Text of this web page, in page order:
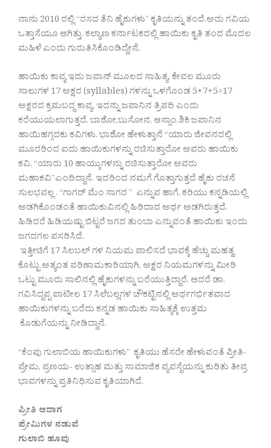
ನಾನು 2010 ರಲ್ಲಿ “ರಸದ ತೆನಿ ಹೈಕುಗಳು” ಕೃತಿಯನ್ನು ತಂದೆ.ಅದು ಗವಿಯ
ಒತ್ತಾಸೆಯೂ ಆಗಿತ್ತು. ಕಲ್ಯಾಣ ಕರ್ನಾಟಕದಲ್ಲಿ ಹಾಯಿಕು ಕೃತಿ ತಂದ ಮೊದಲ
ಮಹಿಳೆ ಎಂದು ಗುರುತಿಸಿಕೊಂಡಿದ್ದೇನೆ.
ಹಾಯಿಕು ಕಾವ್ಯ ಇದು ಜಪಾನ್ ಮೂಲದ ಸಾಹಿತ್ಯ. ಕೇವಲ ಮೂರು
ಸಾಲುಗಳ 17 ಅಕ್ಷರ (syllables) ಗಳನ್ನು ಒಳಗೊಂಡ 5+7+5=17
ಅಕ್ಷರದ ಕ್ರಮಬದ್ಧ ಕಾವ್ಯ. ಇದನ್ನು ಜಪಾನಿನ ತ್ರಿಪದಿ ಎಂದು
ಕರೆಯುಯಲಾಗುತ್ತದೆ. ಬಾಶೋ,ಬುಸೋನ, ಆಸ್ಸಾಂ,ಶಿಕಿ ಜಪಾನಿನ
ಹಾಯಿಹಗ್ಗದಕು ಕವಿಗಳು. ಭಾಶೋ ಹೇಳುತ್ತಾನೆ “ಯಾರು ಜೀವನದಲ್ಲಿ
ಮೂರರಿಂದ ಐದು ಹಾಯಿಕುಗಳನ್ನು ರಚಿಸುತ್ತಾರೋ ಅವರು ಹಾಯಿಕು
ಕವಿ, “ಯಾರು 10 ಹಾಯ್ಕುಗಳನ್ನು ರಚಿಸುತ್ತಾರೋ ಅವರು
ಮಹಾಕವಿ”ಎಂದಿದ್ದಾನೆ. ಇದರಿಂದ ನಮಗೆ ಗೊತ್ತಾಗುತ್ತದೆ ಹೈಕು‌ ರಚನೆ
ಸುಲಭವಲ್ಲ . “ಗಾಗರ್ ಮೆಂ ಸಾಗರ ” ಎನ್ನುವ ಹಾಗೆ, ಕರಿಯು ಕನ್ನಡಿಯಲ್ಲಿ
ಅಡಗಿಕೊಂಡಂತೆ ಹಾಯಿಕುವಿನಲ್ಲಿ ಹಿರಿದಾದ ಅರ್ಥ ಅಡಗಿರುತ್ತದೆ.
ಹಿಡಿದರೆ ಹಿಡಿಯಷ್ಟು ಬಿಟ್ಟರೆ ಜಗದ ತುಂಬಾ ಎನ್ನುವಂತೆ ಹಾಯಿಕು ಇಂದು
ಜಗದಗಲ ಪಸರಿಸಿದೆ.
ಇತ್ತೀಚಿಗೆ 17 ಸಿಲಬಲ್ ಗಳ ನಿಯಮ ಪಾಲಿಸದೆ ಭಾವಕ್ಕೆ ಹೆಚ್ಚು ಮಹತ್ವ
ಕೊಟ್ಟು ಅತ್ಯಂತ ಪರಿಣಾಮಕಾರಿಯಾಗಿ, ಅಕ್ಷರ ನಿಯಮಗಳನ್ನು ಮೀರಿ
ಒಟ್ಟು ಮೂರು ಸಾಲಿನಲ್ಲಿ ಹೈಕುಗಳನ್ನು ಬರೆಯುತ್ತಿದ್ದಾರೆ. ಆದರೆ ಡಾ.
ಗವಿಸಿದ್ದಪ್ಪ ಪಾಟೀಲ 17 ಸಿಲೆಬಲ್ಲಗಳ ಚೌಕಟ್ಟಿನಲ್ಲಿ ಅರ್ಥಗರ್ಭಿತವಾದ
ಹಾಯಿಕುಗಳನ್ನು ಬರೆದು ಕನ್ನಡ ಹಾಯಿಕು ಸಾಹಿತ್ಯಕ್ಕೆ ಉತ್ತಮ
ಕೊಡುಗೆಯನ್ನು ನೀಡಿದ್ದಾನೆ.
“ಕೆಂಪು ಗುಲಾಬಿಯ ಹಾಯಿಕುಗಳು” ಕೃತಿಯು ಹೆಸರೇ ಹೇಳುವಂತೆ ಪ್ರೀತಿ-
ಪ್ರೇಮ, ಪ್ರಣಯ- ಉತ್ಸಾಹ ಮತ್ತು ಸಾಮಾಜಿಕ ವ್ಯವಸ್ಥೆಯನ್ನು ಕುರಿತು ತೀವ್ರ
ಭಾವಗಳನ್ನು ಪ್ರತಿನಿಧಿಸುವ ಕೃತಿಯಾಗಿದೆ.
ಪ್ರೀತಿ ಆದಾಗ
ಪ್ರೇಮಿಗಳ ನಡುವೆ
ಗುಲಾಬಿ ಹೂವು